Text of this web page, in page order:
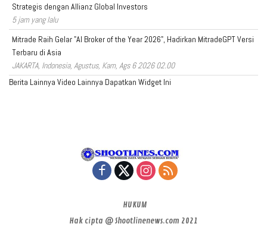
Strategis dengan Allianz Global Investors
5 jam yang lalu
Mitrade Raih Gelar "AI Broker of the Year 2026", Hadirkan MitradeGPT Versi
Terbaru di Asia
JAKARTA, Indonesia, Agustus, Kam, Ags 6 2026 02.00
Berita Lainnya Video Lainnya Dapatkan Widget Ini
HUKUM
Hak cipta @ Shootlinenews.com 2021